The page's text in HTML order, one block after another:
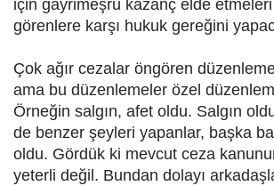
için gayrimeşru kazanç elde
görenlere karşı hukuk gereğini
Çok ağır cezalar öngören
ama bu düzenlemeler özel
Örneğin salgın, afet oldu. Salgın
de benzer şeyleri yapanlar, başka
oldu. Gördük ki mevcut ceza
yeterli değil. Bundan dolayı